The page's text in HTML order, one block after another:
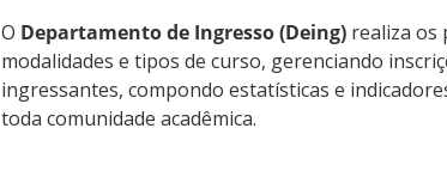
O Departamento de Ingresso (Deing)realiza os
modalidades e tipos de curso, gerenciando
ingressantes, compondo estatísticas e
toda comunidade acadêmica.